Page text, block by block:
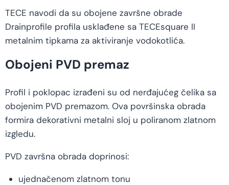
TECE navodi da su obojene završne obrade
Drainprofile profila usklađene sa TECEsquare II
metalnim tipkama za aktiviranje vodokotlića.
Obojeni PVD premaz
Profil i poklopac izrađeni su od nerđajućeg čelika sa
obojenim PVD premazom. Ova površinska obrada
formira dekorativni metalni sloj u poliranom zlatnom
izgledu.
PVD završna obrada doprinosi:
ujednačenom zlatnom tonu